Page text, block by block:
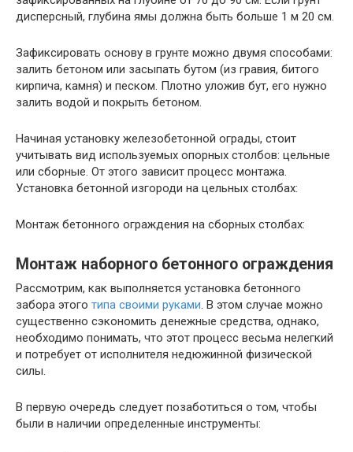
дисперсный, глубина ямы должна быть больше 1 м 20 см.
Зафиксировать основу в грунте можно двумя способами:
залить бетоном или засыпать бутом (из гравия, битого
кирпича, камня) и песком. Плотно уложив бут, его нужно
залить водой и покрыть бетоном.
Начиная установку железобетонной ограды, стоит
учитывать вид используемых опорных столбов: цельные
или сборные. От этого зависит процесс монтажа.
Установка бетонной изгороди на цельных столбах:
Монтаж бетонного ограждения на сборных столбах:
Монтаж наборного бетонного ограждения
Рассмотрим, как выполняется установка бетонного
забора этого типа своими руками. В этом случае можно
существенно сэкономить денежные средства, однако,
необходимо понимать, что этот процесс весьма нелегкий
и потребует от исполнителя недюжинной физической
силы.
В первую очередь следует позаботиться о том, чтобы
были в наличии определенные инструменты: